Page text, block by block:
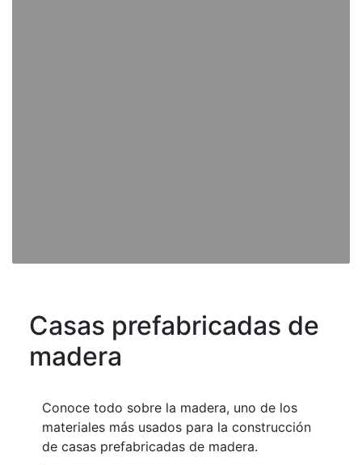
Casas prefabricadas de
madera
Conoce todo sobre la madera, uno de los
materiales más usados para la construcción
de casas prefabricadas de madera.